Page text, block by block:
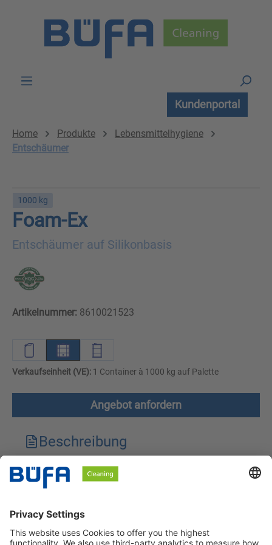
Kundenportal
Home Produkte
Lebensmittelhygiene
Entschäumer
1000 kg
Foam-Ex
Entschäumer auf Silikonbasis
Artikelnummer: 8610021523
Verkaufseinheit (VE): 1 Container à 1000 kg auf Palette
Angebot anfordern
Beschreibung
Technische Merkmale
Sicherheitshinweise